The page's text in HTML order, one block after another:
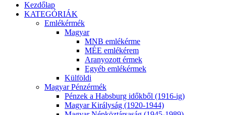
Kezdőlap
KATEGÓRIÁK
Emlékérmék
Magyar
MNB emlékérme
MÉE emlékérem
Aranyozott érmek
Egyéb emlékérmek
Külföldi
Magyar Pénzérmék
Pénzek a Habsburg időkből (1916-ig)
Magyar Királyság (1920-1944)